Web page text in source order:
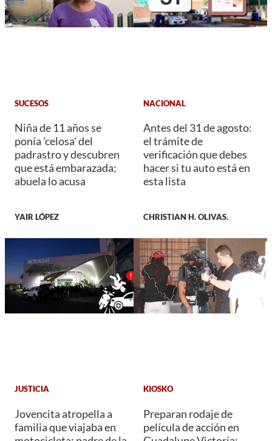
SUCESOS
Niña de 11 años se
ponía 'celosa' del
padrastro y descubren
que está embarazada;
abuela lo acusa
YAIR LÓPEZ
NACIONAL
Antes del 31 de agosto:
el trámite de
verificación que debes
hacer si tu auto está en
esta lista
CHRISTIAN H. OLIVAS.
JUSTICIA
Jovencita atropella a
familia que viajaba en
KIOSKO
Preparan rodaje de
película de acción en